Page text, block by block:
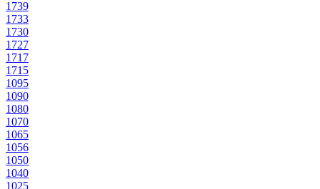
1739
1733
1730
1727
1717
1715
1095
1090
1080
1070
1065
1056
1050
1040
1025